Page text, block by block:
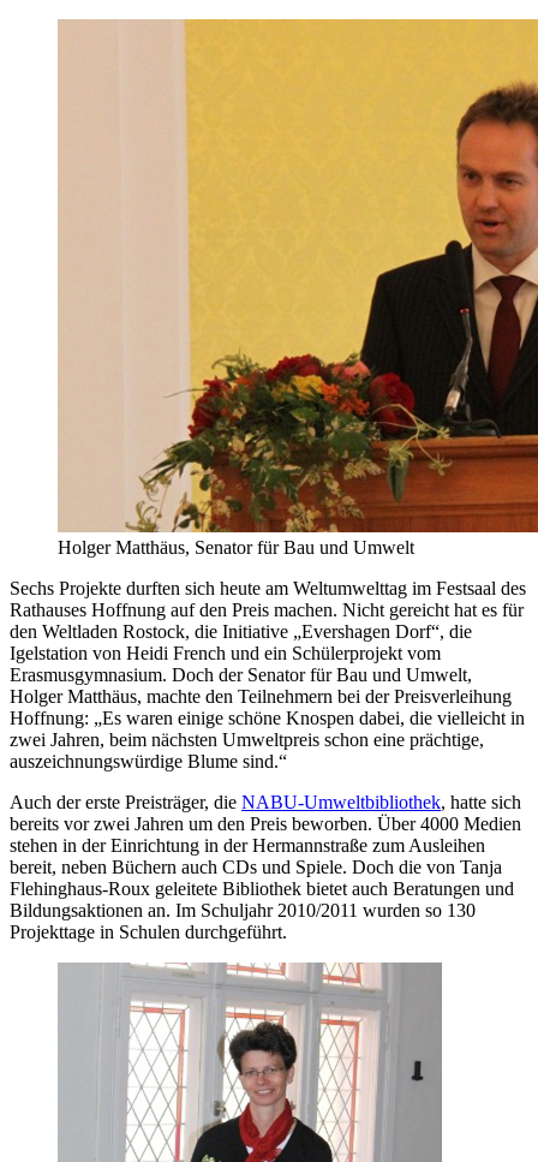
Holger Matthäus, Senator für Bau und Umwelt
Sechs Projekte durften sich heute am Weltumwelttag im Festsaal des
Rathauses Hoffnung auf den Preis machen. Nicht gereicht hat es für
den Weltladen Rostock, die Initiative „Evershagen Dorf“, die
Igelstation von Heidi French und ein Schülerprojekt vom
Erasmusgymnasium. Doch der Senator für Bau und Umwelt,
Holger Matthäus, machte den Teilnehmern bei der Preisverleihung
Hoffnung: „Es waren einige schöne Knospen dabei, die vielleicht in
zwei Jahren, beim nächsten Umweltpreis schon eine prächtige,
auszeichnungswürdige Blume sind.“
Auch der erste Preisträger, die NABU-Umweltbibliothek, hatte sich
bereits vor zwei Jahren um den Preis beworben. Über 4000 Medien
stehen in der Einrichtung in der Hermannstraße zum Ausleihen
bereit, neben Büchern auch CDs und Spiele. Doch die von Tanja
Flehinghaus-Roux geleitete Bibliothek bietet auch Beratungen und
Bildungsaktionen an. Im Schuljahr 2010/2011 wurden so 130
Projekttage in Schulen durchgeführt.